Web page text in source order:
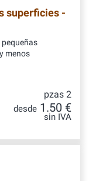
superficies -
menos
pzas 2
desde 1.50 €
sin IVA